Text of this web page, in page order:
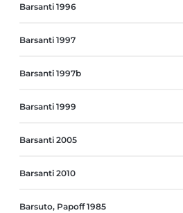
Barsanti 1996
Barsanti 1997
Barsanti 1997b
Barsanti 1999
Barsanti 2005
Barsanti 2010
Barsuto, Papoff 1985